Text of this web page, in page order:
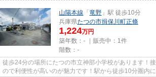
山陽本線 「 竜野 」駅 徒歩10分
兵庫県たつの市揖保川町正條
1,224万円
築年数：- ｜販売中： 1件
階数：-
徒歩24分の場所にたつの市立神部小学校があります！
ので利便性が高いのが魅力です！駅から徒歩10分圏内